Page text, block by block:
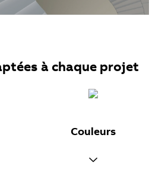
à chaque projet
Couleurs